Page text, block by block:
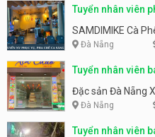
Tuyển nhân viên
SAMDIMIKE Cà
Đà Nẵng
Tuyển nhân viên
Nẵng
Đặc sản Đà Nẵng
Đà Nẵng
Tuyển nhân viên